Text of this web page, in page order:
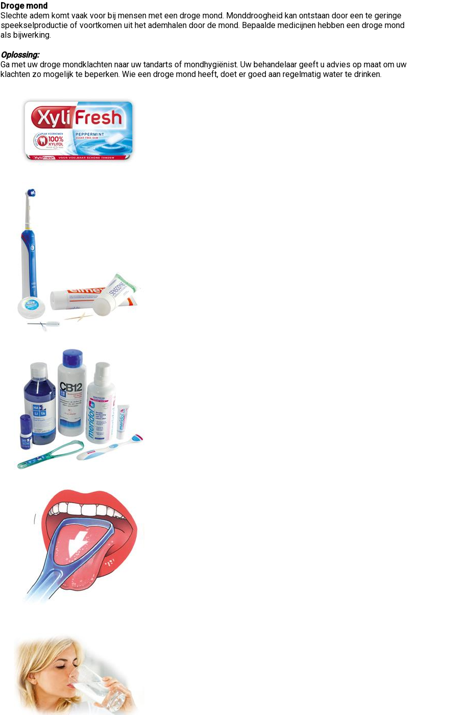
Droge mond
Slechte adem komt vaak voor bij mensen met een droge mond. Monddroogheid kan ontstaan door een te geringe
speekselproductie of voortkomen uit het ademhalen door de mond. Bepaalde medicijnen hebben een droge mond
als bijwerking.
Oplossing:
Ga met uw droge mondklachten naar uw tandarts of mondhygiënist. Uw behandelaar geeft u advies op maat om uw
klachten zo mogelijk te beperken. Wie een droge mond heeft, doet er goed aan regelmatig water te drinken.